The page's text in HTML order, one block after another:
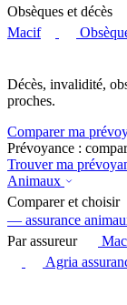
Obsèques et décès
Macif
Décès, invalidité,
proches.
Comparer ma
Prévoyance :
Trouver ma
Animaux
Comparer et choisir
— assurance
Par assureur
Agria